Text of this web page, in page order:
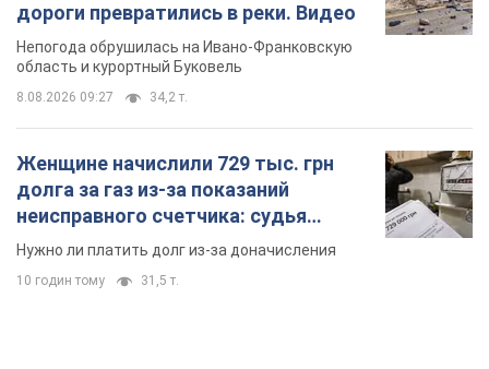
дороги превратились в реки. Видео
Непогода обрушилась на Ивано-Франковскую
область и курортный Буковель
8.08.2026 09:27 34,2 т.
Женщине начислили 729 тыс. грн
долга за газ из-за показаний
неисправного счетчика: судья
вынес неожиданное решение
Нужно ли платить долг из-за доначисления
10 годин тому 31,5 т.